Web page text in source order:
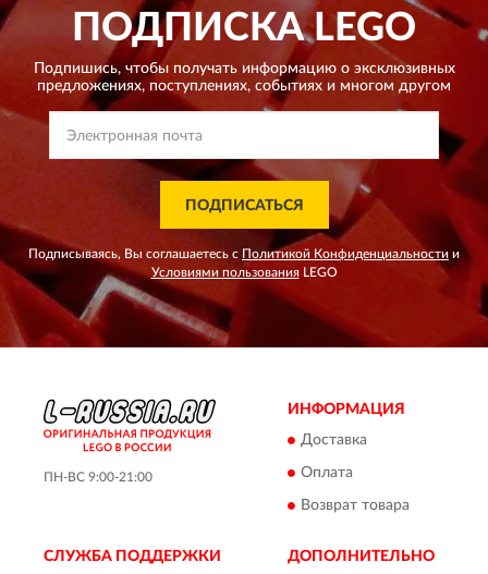
ПОДПИСКАLEGO
Подпишись, чтобы получать информацию о эксклюзивных
предложениях, поступлениях, событиях и многом другом
ПОДПИСАТЬСЯ
Подписываясь, Вы соглашаетесь с Политикой Конфиденциальности и
Условиями пользованияLEGO
ПН-ВС 9:00-21:00
ИНФОРМАЦИЯ
Доставка
Оплата
Возврат товара
СЛУЖБА ПОДДЕРЖКИ ДОПОЛНИТЕЛЬНО